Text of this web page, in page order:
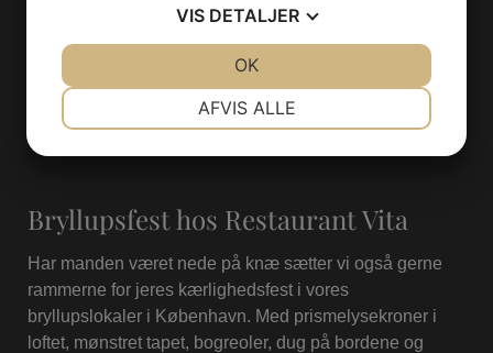
Bryllupsfest hos Restaurant Vita
Har manden været nede på knæ sætter vi også gerne
rammerne for jeres kærlighedsfest i vores
bryllupslokaler i København. Med prismelysekroner i
loftet, mønstret tapet, bogreoler, dug på bordene og
VIS DETALJER
AFVIS ALLE
OK